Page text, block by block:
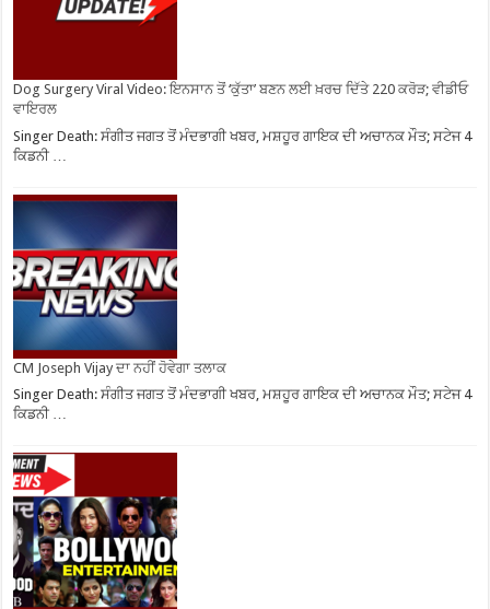
Dog Surgery Viral Video: ਇਨਸਾਨ ਤੋਂ ‘ਕੁੱਤਾ’ ਬਣਨ ਲਈ ਖ਼ਰਚ ਦਿੱਤੇ 220 ਕਰੋੜ; ਵੀਡੀਓ
ਵਾਇਰਲ
Singer Death: ਸੰਗੀਤ ਜਗਤ ਤੋਂ ਮੰਦਭਾਗੀ ਖਬਰ, ਮਸ਼ਹੂਰ ਗਾਇਕ ਦੀ ਅਚਾਨਕ ਮੌਤ; ਸਟੇਜ 4
ਕਿਡਨੀ …
CM Joseph Vijay ਦਾ ਨਹੀਂ ਹੋਵੇਗਾ ਤਲਾਕ
Singer Death: ਸੰਗੀਤ ਜਗਤ ਤੋਂ ਮੰਦਭਾਗੀ ਖਬਰ, ਮਸ਼ਹੂਰ ਗਾਇਕ ਦੀ ਅਚਾਨਕ ਮੌਤ; ਸਟੇਜ 4
ਕਿਡਨੀ …